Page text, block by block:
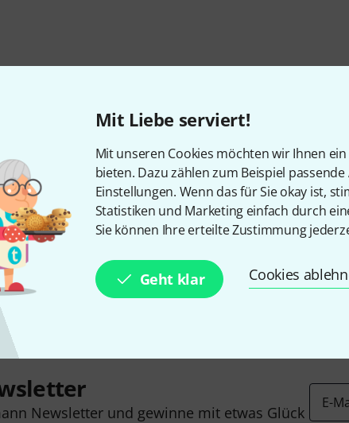
Mit Liebe serviert!
Mit unseren Cookies möchten wir Ihnen
bieten. Dazu zählen zum Beispiel
Einstellungen. Wenn das für Sie okay ist,
Statistiken und Marketing einfach durch
Sie können Ihre erteilte Zustimmung
Geht klar Cookies
Gefällt Ihnen, was
Teilen
Newsletter und gewinne mit etwas Glück
E-